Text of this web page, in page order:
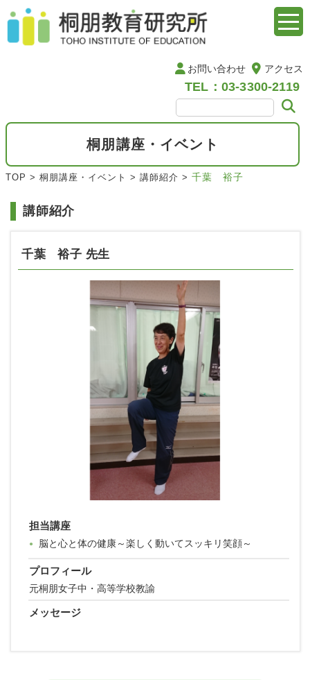
お問い合わせ アクセス
TEL：03-3300-2119
桐朋講座・イベント
TOP > 桐朋講座・イベント > 講師紹介 > 千葉 裕子
講師紹介
千葉 裕子 先生
担当講座
● 脳と心と体の健康～楽しく動いてスッキリ笑顔～
プロフィール
元桐朋女子中・高等学校教諭
メッセージ